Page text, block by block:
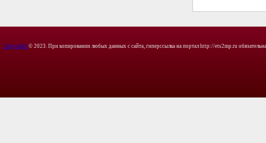
Copyright © 2023. При копировании любых данных с сайта, гиперссылка на портал http://ets2mp.ru